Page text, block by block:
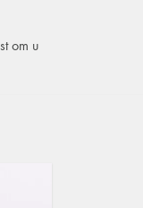
om u